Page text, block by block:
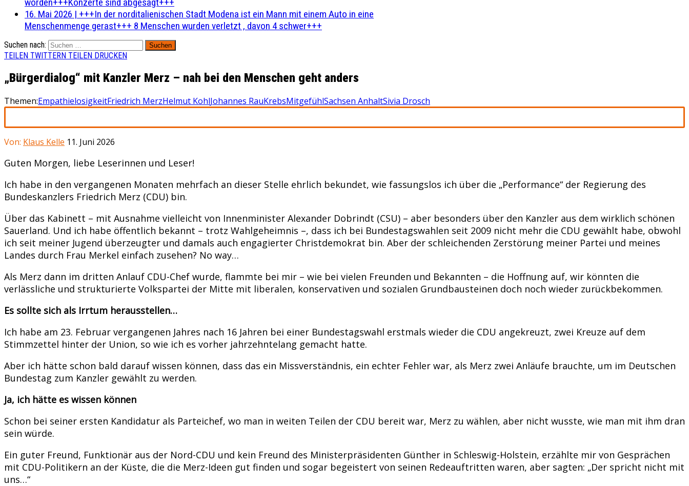
16. Mai 2026 | +++In der norditalienischen Stadt Modena ist ein Mann mit einem Auto in eine
Menschenmenge gerast+++ 8 Menschen wurden verletzt , davon 4 schwer+++
Suchen nach:
TEILEN TWITTERN TEILEN DRUCKEN
„Bürgerdialog“ mit Kanzler Merz – nah bei den Menschen geht anders
Themen:EmpathielosigkeitFriedrich MerzHelmut KohlJohannes RauKrebsMitgefühlSachsen AnhaltSivia Drosch
Von: Klaus Kelle 11. Juni 2026
Guten Morgen, liebe Leserinnen und Leser!
Ich habe in den vergangenen Monaten mehrfach an dieser Stelle ehrlich bekundet, wie fassungslos ich über die „Performance“ der Regierung des
Bundeskanzlers Friedrich Merz (CDU) bin.
Über das Kabinett – mit Ausnahme vielleicht von Innenminister Alexander Dobrindt (CSU) – aber besonders über den Kanzler aus dem wirklich schönen
Sauerland. Und ich habe öffentlich bekannt – trotz Wahlgeheimnis –, dass ich bei Bundestagswahlen seit 2009 nicht mehr die CDU gewählt habe, obwohl
ich seit meiner Jugend überzeugter und damals auch engagierter Christdemokrat bin. Aber der schleichenden Zerstörung meiner Partei und meines
Landes durch Frau Merkel einfach zusehen? No way…
Als Merz dann im dritten Anlauf CDU-Chef wurde, flammte bei mir – wie bei vielen Freunden und Bekannten – die Hoffnung auf, wir könnten die
verlässliche und strukturierte Volkspartei der Mitte mit liberalen, konservativen und sozialen Grundbausteinen doch noch wieder zurückbekommen.
Es sollte sich als Irrtum herausstellen…
Ich habe am 23. Februar vergangenen Jahres nach 16 Jahren bei einer Bundestagswahl erstmals wieder die CDU angekreuzt, zwei Kreuze auf dem
Stimmzettel hinter der Union, so wie ich es vorher jahrzehntelang gemacht hatte.
Aber ich hätte schon bald darauf wissen können, dass das ein Missverständnis, ein echter Fehler war, als Merz zwei Anläufe brauchte, um im Deutschen
Bundestag zum Kanzler gewählt zu werden.
Ja, ich hätte es wissen können
Schon bei seiner ersten Kandidatur als Parteichef, wo man in weiten Teilen der CDU bereit war, Merz zu wählen, aber nicht wusste, wie man mit ihm dran
sein würde.
Ein guter Freund, Funktionär aus der Nord-CDU und kein Freund des Ministerpräsidenten Günther in Schleswig-Holstein, erzählte mir von Gesprächen
mit CDU-Politikern an der Küste, die die Merz-Ideen gut finden und sogar begeistert von seinen Redeauftritten waren, aber sagten: „Der spricht nicht mit
uns…“